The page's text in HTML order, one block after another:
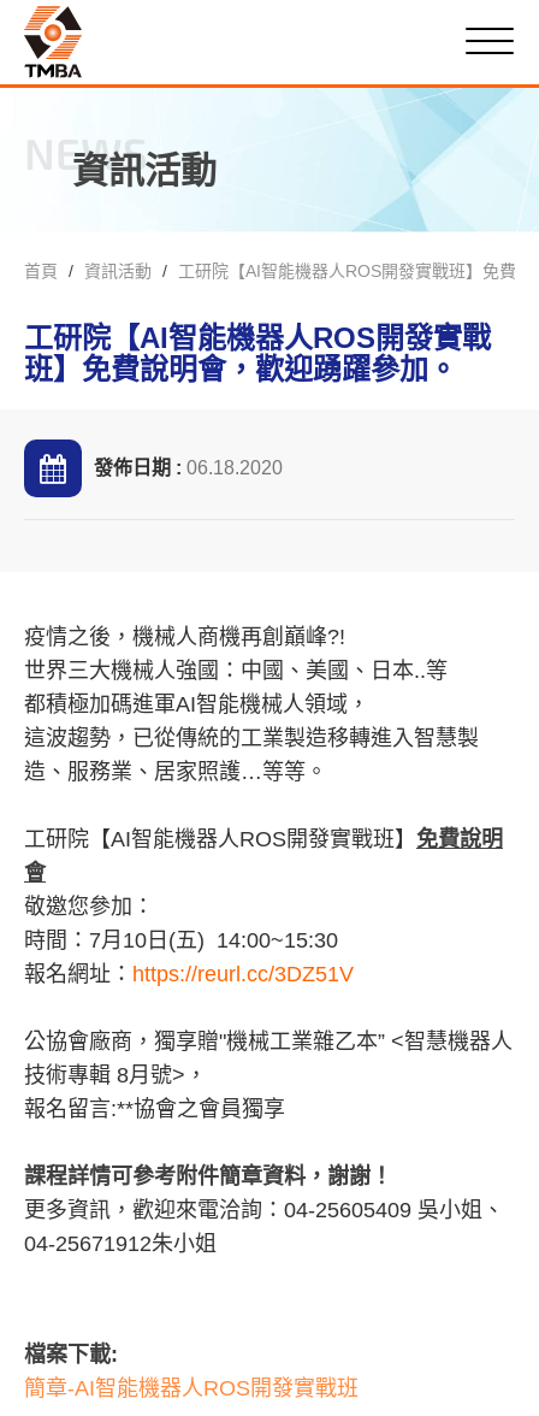
NEWS
資訊活動
首頁 資訊活動 工研院【AI智能機器人ROS開發實戰班】免費
工研院【AI智能機器人ROS開發實戰
班】免費說明會，歡迎踴躍參加。
發佈日期 : 06.18.2020
疫情之後，機械人商機再創巔峰?!
世界三大機械人強國：中國、美國、日本..等
都積極加碼進軍AI智能機械人領域，
這波趨勢，已從傳統的工業製造移轉進入智慧製
造、服務業、居家照護…等等。
工研院【AI智能機器人ROS開發實戰班】 免費說明
會
敬邀您參加：
時間：7月10日(五) 14:00~15:30
報名網址： https://reurl.cc/3DZ51V
公協會廠商，獨享贈"機械工業雜乙本” <智慧機器人
技術專輯 8月號>，
報名留言:**協會之會員獨享
課程詳情可參考附件簡章資料，謝謝！
更多資訊，歡迎來電洽詢：04-25605409 吳小姐、
04-25671912朱小姐
檔案下載:
簡章-AI智能機器人ROS開發實戰班